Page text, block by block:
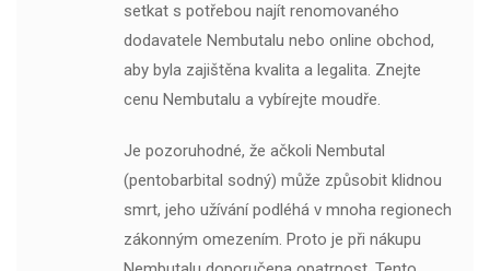
setkat s potřebou najít renomovaného
dodavatele Nembutalu nebo online obchod,
aby byla zajištěna kvalita a legalita. Znejte
cenu Nembutalu a vybírejte moudře.
Je pozoruhodné, že ačkoli Nembutal
(pentobarbital sodný) může způsobit klidnou
smrt, jeho užívání podléhá v mnoha regionech
zákonným omezením. Proto je při nákupu